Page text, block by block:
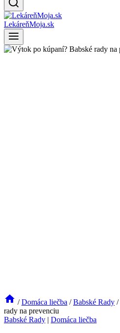
LekáreňMoja.sk
/ Domáca liečba / Babské Rady /
rady na prevenciu
Babské Rady | Domáca liečba